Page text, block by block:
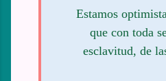
Estamos
que con toda
esclavitud, de